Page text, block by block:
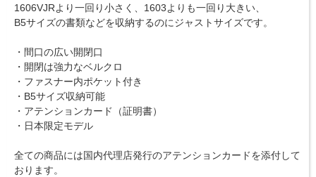
1606VJRより一回り小さく、1603よりも一回り大きい、
B5サイズの書類などを収納するのにジャストサイズです。
・間口の広い開閉口
・開閉は強力なベルクロ
・ファスナー内ポケット付き
・B5サイズ収納可能
・アテンションカード（証明書）
・日本限定モデル
全ての商品には国内代理店発行のアテンションカードを添付して
おります。